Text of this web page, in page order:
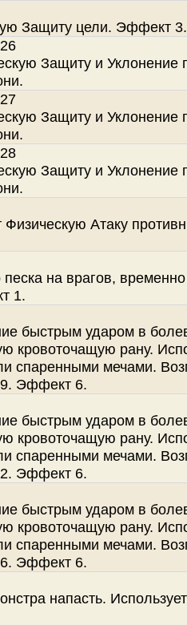
Защиту цели. Эффект 3.
Защиту и Уклонение
Защиту и Уклонение
Защиту и Уклонение
Атаку
на врагов,
1.
быстрым ударом в
кровоточащую рану.
спаренными мечами.
Эффект 6.
быстрым ударом в
кровоточащую рану.
спаренными мечами.
Эффект 6.
быстрым ударом в
кровоточащую рану.
спаренными мечами.
Эффект 6.
напасть.